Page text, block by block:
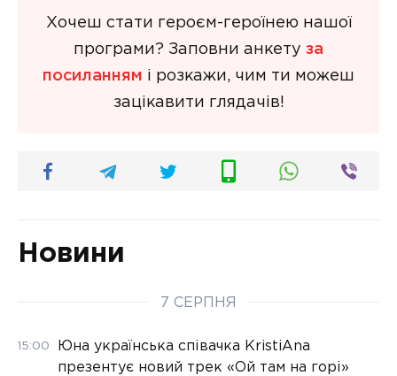
Хочеш стати героєм-героїнею нашої
програми? Заповни анкету за
посиланням і розкажи, чим ти можеш
зацікавити глядачів!
Новини
7 СЕРПНЯ
15:00
Юна українська співачка KristiAna
презентує новий трек «Ой там на горі»